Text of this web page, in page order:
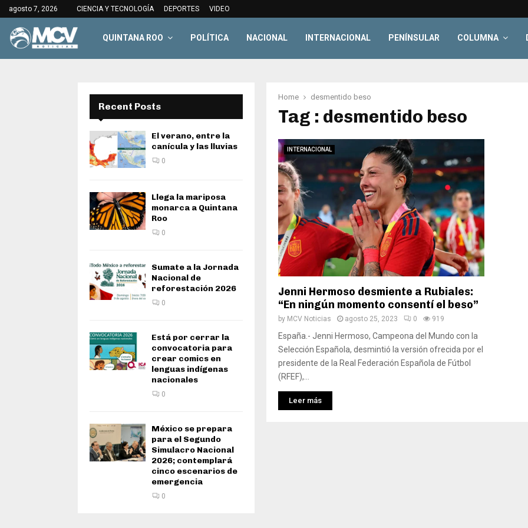
agosto 7, 2026 CIENCIA Y TECNOLOGÍA DEPORTES VIDEO
QUINTANA ROO POLÍTICA NACIONAL INTERNACIONAL PENÍNSULAR COLUMNA
Home desmentido beso
Tag : desmentido beso
INTERNACIONAL
Jenni Hermoso desmiente a Rubiales:
“En ningún momento consentí el beso”
by MCV Noticias agosto 25, 2023 0 919
España.- Jenni Hermoso, Campeona del Mundo con la
Selección Española, desmintió la versión ofrecida por el
presidente de la Real Federación Española de Fútbol
(RFEF),...
Leer más
Recent Posts
El verano, entre la
canícula y las lluvias
0
Llega la mariposa
monarca a Quintana
Roo
0
Sumate a la Jornada
Nacional de
reforestación 2026
0
Está por cerrar la
convocatoria para
crear comics en
lenguas indígenas
nacionales
0
México se prepara
para el Segundo
Simulacro Nacional
2026; contemplará
cinco escenarios de
emergencia
0